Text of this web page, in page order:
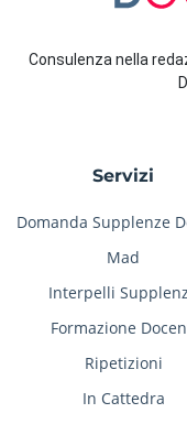
Consulenza nella
Servizi
Domanda Supplenze
Mad
Interpelli
Formazione
Ripetizioni
In Cattedra